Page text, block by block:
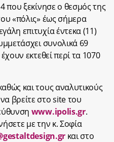
που ξεκίνησε ο θεσμός της
«πόλις» έως σήμερα
επιτυχία έντεκα (11)
συνολικά 69
εκτεθεί περί τα 1070
και τους αναλυτικούς
βρείτε στο site του
www.ipolis.gr.
με την κ. Σοφία
και στο